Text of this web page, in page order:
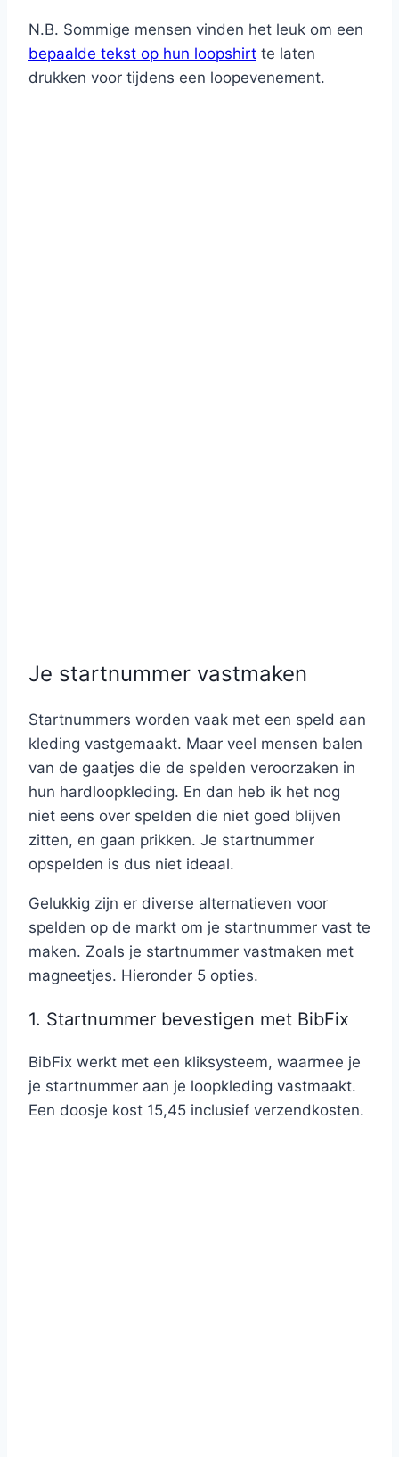
N.B. Sommige mensen vinden het leuk om een
bepaalde tekst op hun loopshirt te laten
drukken voor tijdens een loopevenement.
Je startnummer vastmaken
Startnummers worden vaak met een speld aan
kleding vastgemaakt. Maar veel mensen balen
van de gaatjes die de spelden veroorzaken in
hun hardloopkleding. En dan heb ik het nog
niet eens over spelden die niet goed blijven
zitten, en gaan prikken. Je startnummer
opspelden is dus niet ideaal.
Gelukkig zijn er diverse alternatieven voor
spelden op de markt om je startnummer vast te
maken. Zoals je startnummer vastmaken met
magneetjes. Hieronder 5 opties.
1. Startnummer bevestigen met BibFix
BibFix werkt met een kliksysteem, waarmee je
je startnummer aan je loopkleding vastmaakt.
Een doosje kost 15,45 inclusief verzendkosten.